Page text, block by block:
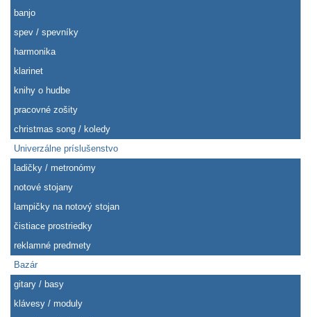
banjo
spev / spevníky
harmonika
klarinet
knihy o hudbe
pracovné zošity
christmas song / koledy
Univerzálne príslušenstvo
ladičky / metronómy
notové stojany
lampičky na notový stojan
čistiace prostriedky
reklamné predmety
Bazár
gitary / basy
klávesy / moduly